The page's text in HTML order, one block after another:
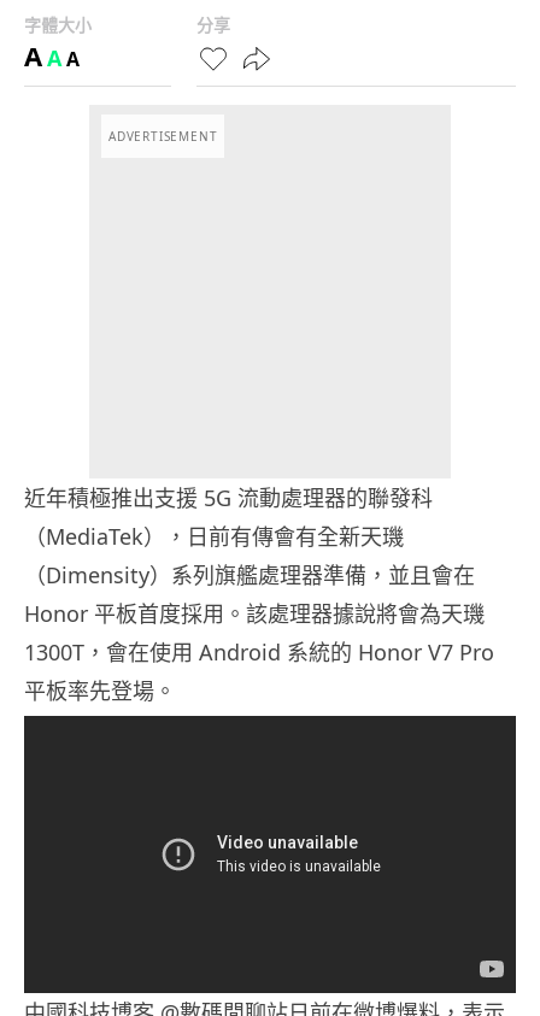
字體大小
AAA
分享
ADVERTISEMENT
近年積極推出支援 5G 流動處理器的聯發科
（MediaTek），日前有傳會有全新天璣
（Dimensity）系列旗艦處理器準備，並且會在
Honor 平板首度採用。該處理器據說將會為天璣
1300T，會在使用 Android 系統的 Honor V7 Pro
平板率先登場。